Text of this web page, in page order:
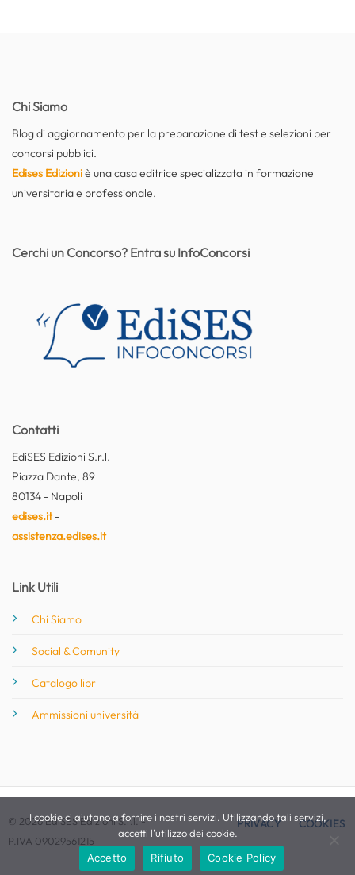
Chi Siamo
Blog di aggiornamento per la preparazione di test e selezioni per
concorsi pubblici.
Edises Edizioniè una casa editrice specializzata in formazione
universitaria e professionale.
Contatti
EdiSES Edizioni S.r.l.
Piazza Dante, 89
80134 - Napoli
edises.it-
assistenza.edises.it
Link Utili
Chi Siamo
Social & Comunity
Catalogo libri
Ammissioni università
Cerchi un Concorso? Entra su InfoConcorsi
© 2026 EdiSES Edizioni S.r.l. -
P.IVA 09029561215
PRIVACY COOKIES
I cookie ci aiutano a fornire i nostri servizi. Utilizzando tali servizi,
accetti l'utilizzo dei cookie.
Accetto
Rifiuto Cookie Policy